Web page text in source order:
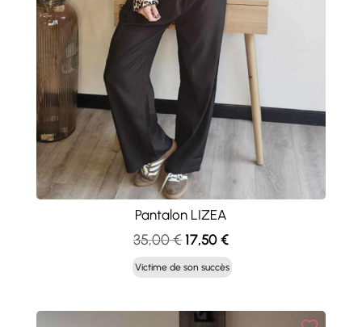
Pantalon LIZEA
35,00€ Le
prix
initial
35,00 €.
17,50€Le
prix
actuel
Victime de son succès